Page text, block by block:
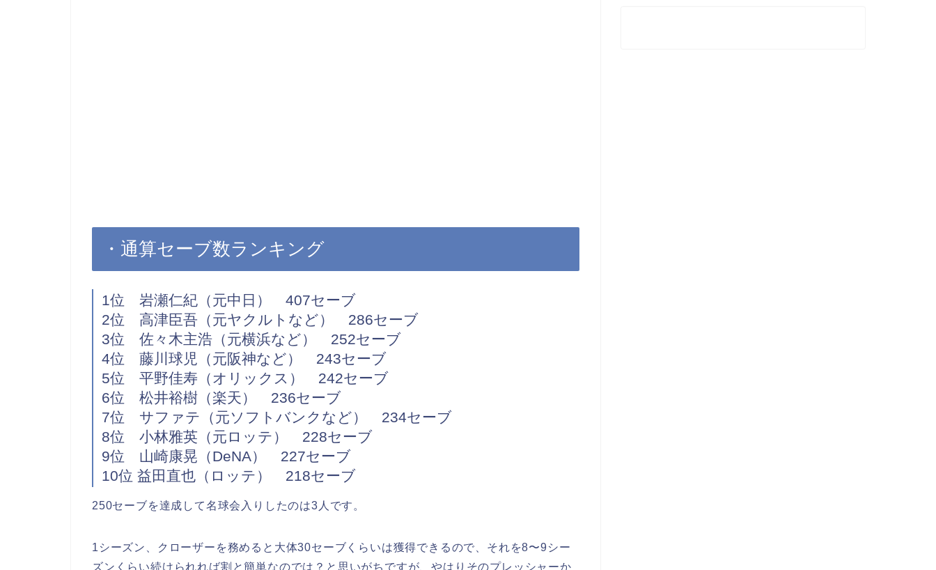
・通算セーブ数ランキング
1位 岩瀬仁紀（元中日） 407セーブ
2位 高津臣吾（元ヤクルトなど） 286セーブ
3位 佐々木主浩（元横浜など） 252セーブ
4位 藤川球児（元阪神など） 243セーブ
5位 平野佳寿（オリックス） 242セーブ
6位 松井裕樹（楽天） 236セーブ
7位 サファテ（元ソフトバンクなど） 234セーブ
8位 小林雅英（元ロッテ） 228セーブ
9位 山崎康晃（DeNA） 227セーブ
10位 益田直也（ロッテ） 218セーブ
250セーブを達成して名球会入りしたのは3人です。
1シーズン、クローザーを務めると大体30セーブくらいは獲得できるので、それを8〜9シー
ズンくらい続けられれば割と簡単なのでは？と思いがちですが、やはりそのプレッシャーか